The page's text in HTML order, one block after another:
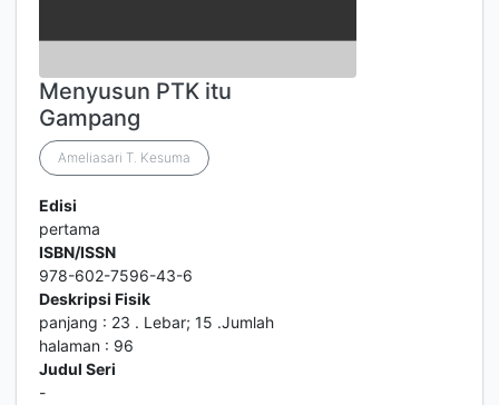
Menyusun PTK itu
Gampang
Ameliasari T. Kesuma
Edisi
pertama
ISBN/ISSN
978-602-7596-43-6
Deskripsi Fisik
panjang : 23 . Lebar; 15 .Jumlah
halaman : 96
Judul Seri
-